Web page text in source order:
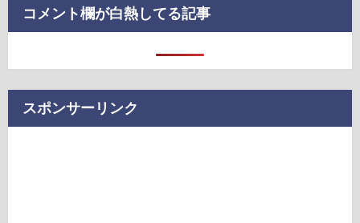
コメント欄が白熱してる記事
スポンサーリンク